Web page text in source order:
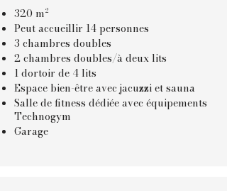
320 m²
Peut accueillir 14 personnes
3 chambres doubles
2 chambres doubles/à deux lits
1 dortoir de 4 lits
Espace bien-être avec jacuzzi et sauna
Salle de fitness dédiée avec équipements
Technogym
Garage